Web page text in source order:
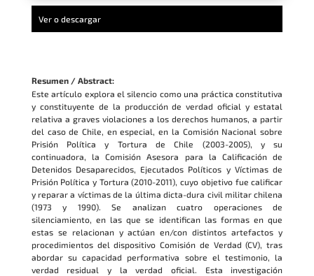
Ver o descargar
Resumen / Abstract:
Este artículo explora el silencio como una práctica constitutiva
y constituyente de la producción de verdad oficial y estatal
relativa a graves violaciones a los derechos humanos, a partir
del caso de Chile, en especial, en la Comisión Nacional sobre
Prisión Política y Tortura de Chile (2003-2005), y su
continuadora, la Comisión Asesora para la Calificación de
Detenidos Desaparecidos, Ejecutados Políticos y Víctimas de
Prisión Política y Tortura (2010-2011), cuyo objetivo fue calificar
y reparar a víctimas de la última dicta-dura civil militar chilena
(1973 y 1990). Se analizan cuatro operaciones de
silenciamiento, en las que se identifican las formas en que
estas se relacionan y actúan en/con distintos artefactos y
procedimientos del dispositivo Comisión de Verdad (CV), tras
abordar su capacidad performativa sobre el testimonio, la
verdad residual y la verdad oficial. Esta investigación